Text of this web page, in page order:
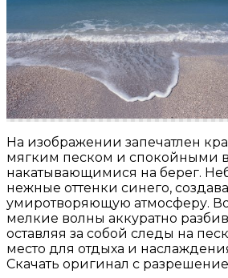
На изображении запечатлен
мягким песком и спокойными
накатывающимися на берег.
нежные оттенки синего,
умиротворяющую атмосферу.
мелкие волны аккуратно
оставляя за собой следы на
место для отдыха и
Скачать оригинал с